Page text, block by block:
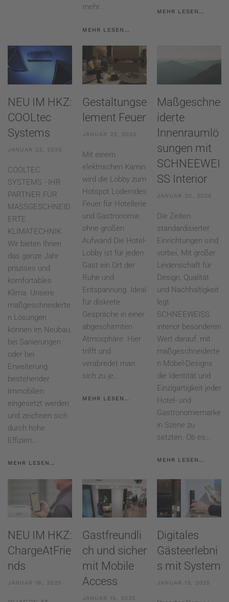
mehr…
MEHR LESEN…
MEHR LESEN…
NEU IM HKZ:
COOLtec
Systems
JANUAR 23, 2025
COOLTEC
SYSTEMS - IHR
PARTNER FÜR
MASSGESCHNEID
ERTE
KLIMATECHNIK
Wir bieten Ihnen
das ganze Jahr
präzises und
komfortables
Klima. Unsere
maßgeschneiderte
n Lösungen
können im Neubau,
bei Sanierungen
oder bei
Erweiterung
bestehender
Immobilien
eingesetzt werden
und zeichnen sich
durch hohe
Effizien…
MEHR LESEN…
Gestaltungse
lement Feuer
JANUAR 22, 2025
Mit einem
elektrischen Kamin
wird die Lobby zum
Hotspot Loderndes
Feuer für Hotellerie
und Gastronomie
ohne großen
Aufwand Die Hotel-
Lobby ist für jeden
Gast ein Ort der
Ruhe und
Entspannung. Ideal
für diskrete
Gespräche in einer
abgeschirmten
Atmosphäre. Hier
trifft und
verabredet man
sich zu je…
MEHR LESEN…
Maßgeschne
iderte
Innenraumlö
sungen mit
SCHNEEWEI
SS Interior
JANUAR 20, 2025
Die Zeiten
standardisierter
Einrichtungen sind
vorbei. Mit großer
Leidenschaft für
Design, Qualität
und Nachhaltigkeit
legt
SCHNEEWEISS
interior besonderen
Wert darauf, mit
maßgeschneiderte
n Möbel-Designs
die Identität und
Einzigartigkeit jeder
Hotel- und
Gastronomiemarke
in Szene zu
setzten. Ob es…
MEHR LESEN…
NEU IM HKZ:
ChargeAtFrie
nds
JANUAR 16, 2025
Gastfreundli
ch und sicher
mit Mobile
Access
JANUAR 15, 2025
Digitales
Gästeerlebni
s mit System
JANUAR 13, 2025